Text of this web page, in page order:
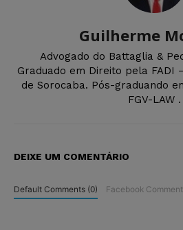
Guilherme
Advogado do Battaglia &
Graduado em Direito pela FADI
de Sorocaba. Pós-graduando
FGV-LAW .
DEIXE UM COMENTÁRIO
Default Comments (0) Facebook